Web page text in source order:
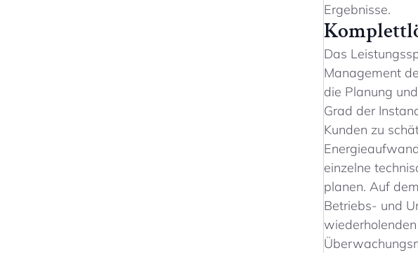
Ergebnisse.
Das
Management
die Planung
Grad der
Kunden zu
einzelne
planen. Auf
Betriebs- und